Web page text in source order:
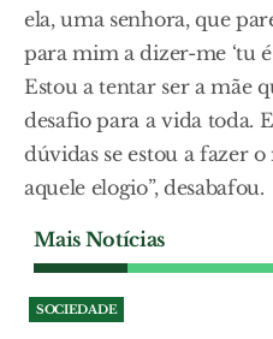
ela, uma senhora, que
para mim a dizer-me ‘tu
Estou a tentar ser a mãe
desafio para a vida toda.
dúvidas se estou a fazer
aquele elogio”, desabafou.
Mais Notícias
SOCIEDADE